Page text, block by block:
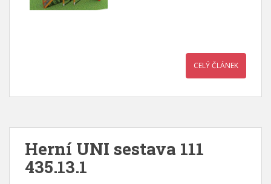
CELÝ ČLÁNEK
Herní UNI sestava 111
435.13.1